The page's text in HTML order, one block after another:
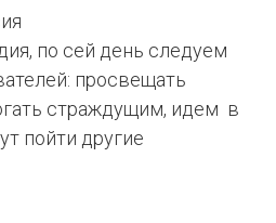
по сей день следуем
просвещать
страждущим, идем в
пойти другие